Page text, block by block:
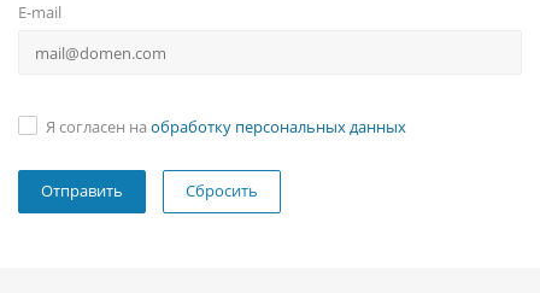
E-mail
Я согласен на обработку персональных данных
Сбросить